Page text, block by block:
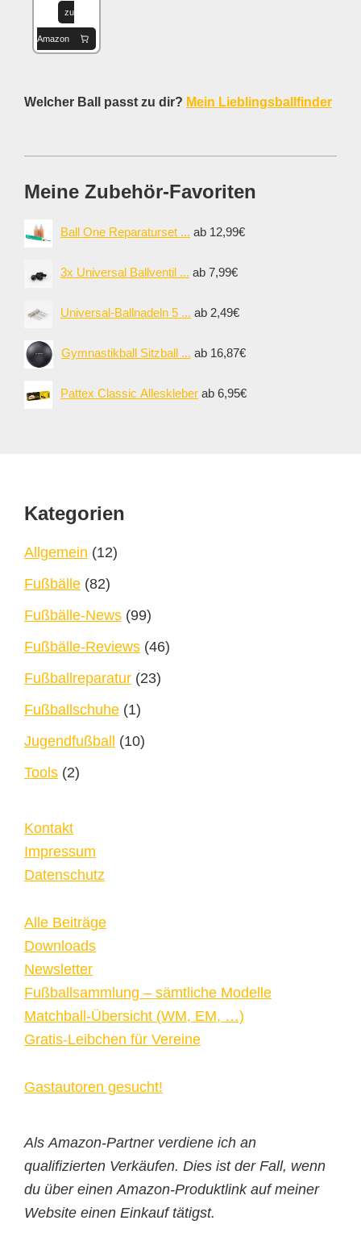
zu
Amazon
Welcher Ball passt zu dir? Mein Lieblingsballfinder
Meine Zubehör-Favoriten
Ball One Reparaturset ... ab 12,99€
3x Universal Ballventil ... ab 7,99€
Universal-Ballnadeln 5 ... ab 2,49€
Gymnastikball Sitzball ... ab 16,87€
Pattex Classic Alleskleber ab 6,95€
Footer
Kategorien
Allgemein (12)
Fußbälle (82)
Fußbälle-News (99)
Fußbälle-Reviews (46)
Fußballreparatur (23)
Fußballschuhe (1)
Jugendfußball (10)
Tools (2)
Kontakt
Impressum
Datenschutz
Alle Beiträge
Downloads
Newsletter
Fußballsammlung – sämtliche Modelle
Matchball-Übersicht (WM, EM, …)
Gratis-Leibchen für Vereine
Gastautoren gesucht!
Als Amazon-Partner verdiene ich an
qualifizierten Verkäufen. Dies ist der Fall, wenn
du über einen Amazon-Produktlink auf meiner
Website einen Einkauf tätigst.